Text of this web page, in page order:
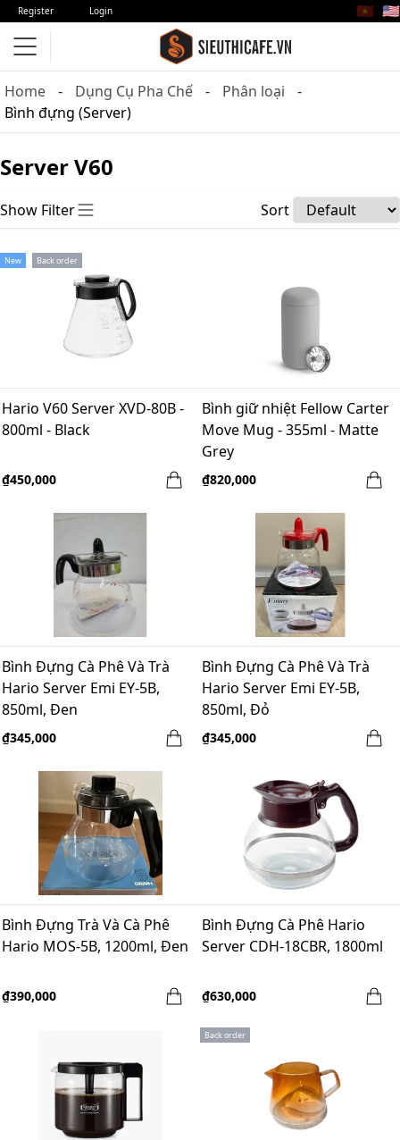
Register Login 🇻🇳 🇺🇸
Home Dụng Cụ Pha Chế
Phân loại
Bình đựng (Server)
Server V60
Show Filter Sort
New Back order
Hario V60 Server XVD-80B -
800ml - Black
₫450,000
Bình giữ nhiệt Fellow Carter
Move Mug - 355ml - Matte
Grey
₫820,000
Bình Đựng Cà Phê Và Trà
Hario Server Emi EY-5B,
850ml, Đen
₫345,000
Bình Đựng Cà Phê Và Trà
Hario Server Emi EY-5B,
850ml, Đỏ
₫345,000
Bình Đựng Trà Và Cà Phê
Hario MOS-5B, 1200ml, Đen
₫390,000
Bình Đựng Cà Phê Hario
Server CDH-18CBR, 1800ml
₫630,000
Back order